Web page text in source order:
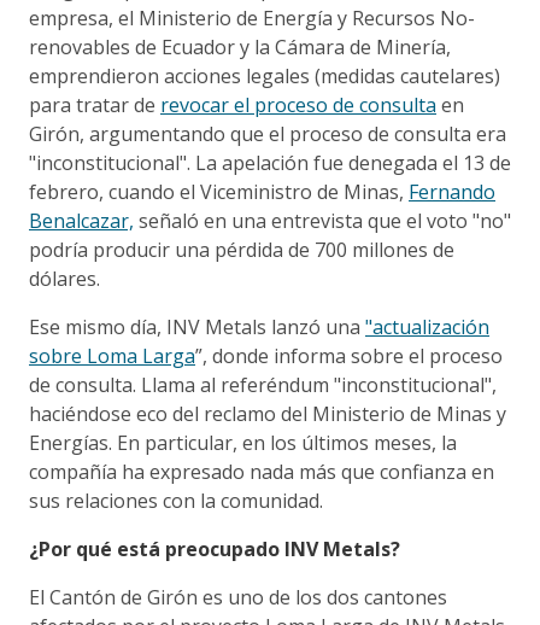
empresa, el Ministerio de Energía y Recursos No-
renovables de Ecuador y la Cámara de Minería,
emprendieron acciones legales (medidas cautelares)
para tratar de revocar el proceso de consulta en
Girón, argumentando que el proceso de consulta era
"inconstitucional". La apelación fue denegada el 13 de
febrero, cuando el Viceministro de Minas, Fernando
Benalcazar, señaló en una entrevista que el voto "no"
podría producir una pérdida de 700 millones de
dólares.
Ese mismo día, INV Metals lanzó una "actualización
sobre Loma Larga”, donde informa sobre el proceso
de consulta. Llama al referéndum "inconstitucional",
haciéndose eco del reclamo del Ministerio de Minas y
Energías. En particular, en los últimos meses, la
compañía ha expresado nada más que confianza en
sus relaciones con la comunidad.
¿Por qué está preocupado INV Metals?
El Cantón de Girón es uno de los dos cantones